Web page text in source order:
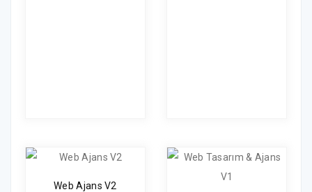
Web Ajans V2